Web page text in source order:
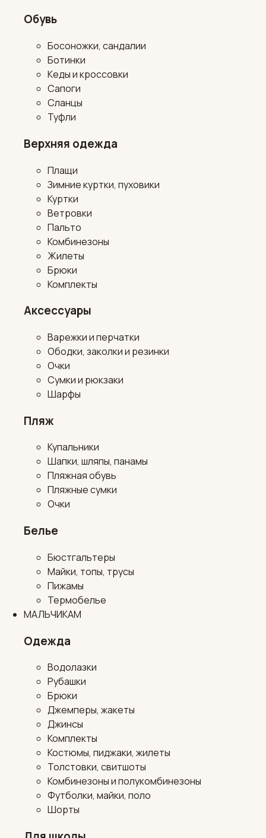
Обувь
Босоножки, сандалии
Ботинки
Кеды и кроссовки
Сапоги
Сланцы
Туфли
Верхняя одежда
Плащи
Зимние куртки, пуховики
Куртки
Ветровки
Пальто
Комбинезоны
Жилеты
Брюки
Комплекты
Аксессуары
Варежки и перчатки
Ободки, заколки и резинки
Очки
Сумки и рюкзаки
Шарфы
Пляж
Купальники
Шапки, шляпы, панамы
Пляжная обувь
Пляжные сумки
Очки
Белье
Бюстгальтеры
Майки, топы, трусы
Пижамы
Термобелье
МАЛЬЧИКАМ
Одежда
Водолазки
Рубашки
Брюки
Джемперы, жакеты
Джинсы
Комплекты
Костюмы, пиджаки, жилеты
Толстовки, свитшоты
Комбинезоны и полукомбинезоны
Футболки, майки, поло
Шорты